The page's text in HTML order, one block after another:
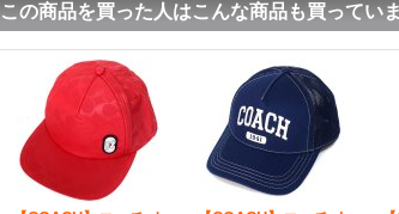
この商品を買った人はこんな商品も買ってい